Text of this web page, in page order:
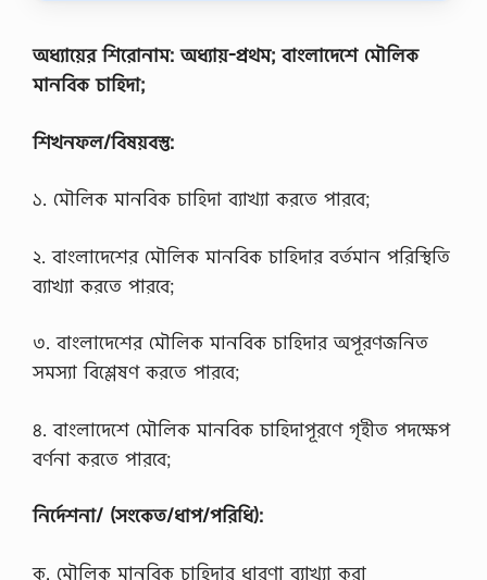
০
২
নী
স
অধ্যায়ের শিরােনাম: অধ্যায়-প্রথম; বাংলাদেশে মৌলিক
মানবিক চাহিদা;
শিখনফল/বিষয়বস্তু:
১. মৌলিক মানবিক চাহিদা ব্যাখ্যা করতে পারবে;
২. বাংলাদেশের মৌলিক মানবিক চাহিদার বর্তমান পরিস্থিতি
ব্যাখ্যা করতে পারবে;
৩. বাংলাদেশের মৌলিক মানবিক চাহিদার অপূরণজনিত
সমস্যা বিশ্লেষণ করতে পারবে;
৪. বাংলাদেশে মৌলিক মানবিক চাহিদাপূরণে গৃহীত পদক্ষেপ
বর্ণনা করতে পারবে;
নির্দেশনা/ (সংকেত/ধাপ/পরিধি):
ক. মৌলিক মানবিক চাহিদার ধারণা ব্যাখ্যা করা